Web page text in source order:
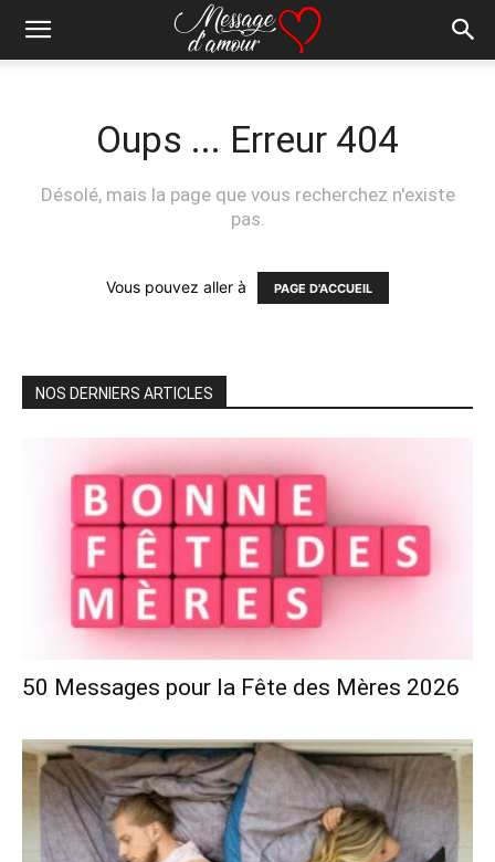
Oups ... Erreur 404
Désolé, mais la page que vous recherchez n'existe
pas.
Vous pouvez aller à PAGE D'ACCUEIL
NOS DERNIERS ARTICLES
50 Messages pour la Fête des Mères 2026